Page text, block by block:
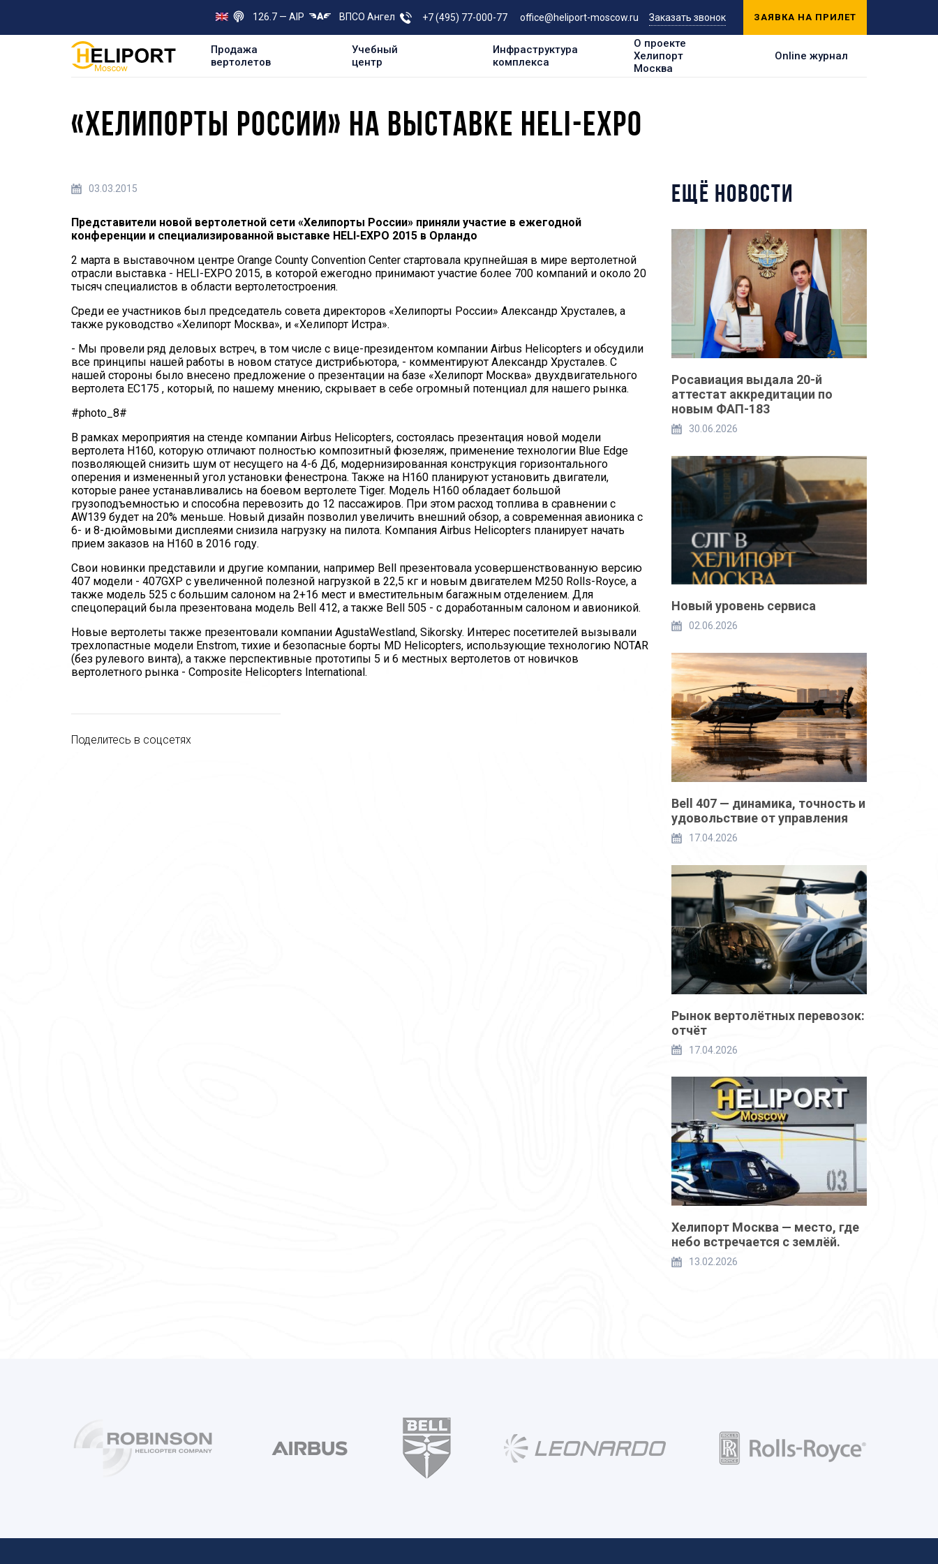
126.7 — AIP ВПСО Ангел +7 (495) 77-000-77 office@heliport-moscow.ru Заказать звонок ЗАЯВКА НА ПРИЛЕТ
Продажа
вертолетов
Учебный
центр
Инфраструктура
комплекса
О проекте
Хелипорт
Москва
Online журнал
«ХЕЛИПОРТЫ РОССИИ» НА ВЫСТАВКЕ HELI-EXPO
03.03.2015
Представители новой вертолетной сети «Хелипорты России» приняли участие в ежегодной
конференции и специализированной выставке HELI-EXPO 2015 в Орландо
2 марта в выставочном центре Orange County Convention Center стартовала крупнейшая в мире вертолетной
отрасли выставка - HELI-EXPO 2015, в которой ежегодно принимают участие более 700 компаний и около 20
тысяч специалистов в области вертолетостроения.
Среди ее участников был председатель совета директоров «Хелипорты России» Александр Хрусталев, а
также руководство «Хелипорт Москва», и «Хелипорт Истра».
- Мы провели ряд деловых встреч, в том числе с вице-президентом компании Airbus Helicopters и обсудили
все принципы нашей работы в новом статусе дистрибьютора, - комментируют Александр Хрусталев. С
нашей стороны было внесено предложение о презентации на базе «Хелипорт Москва» двухдвигательного
вертолета ЕС175 , который, по нашему мнению, скрывает в себе огромный потенциал для нашего рынка.
#photo_8#
В рамках мероприятия на стенде компании Airbus Helicopters, состоялась презентация новой модели
вертолета H160, которую отличают полностью композитный фюзеляж, применение технологии Blue Edge
позволяющей снизить шум от несущего на 4-6 Дб, модернизированная конструкция горизонтального
оперения и измененный угол установки фенестрона. Также на H160 планируют установить двигатели,
которые ранее устанавливались на боевом вертолете Tiger. Модель H160 обладает большой
грузоподъемностью и способна перевозить до 12 пассажиров. При этом расход топлива в сравнении с
AW139 будет на 20% меньше. Новый дизайн позволил увеличить внешний обзор, а современная авионика с
6- и 8-дюймовыми дисплеями снизила нагрузку на пилота. Компания Airbus Helicopters планирует начать
прием заказов на H160 в 2016 году.
Свои новинки представили и другие компании, например Bell презентовала усовершенствованную версию
407 модели - 407GXP с увеличенной полезной нагрузкой в 22,5 кг и новым двигателем M250 Rolls-Royce, а
также модель 525 с большим салоном на 2+16 мест и вместительным багажным отделением. Для
спецопераций была презентована модель Bell 412, а также Bell 505 - с доработанным салоном и авионикой.
Новые вертолеты также презентовали компании AgustaWestland, Sikorsky. Интерес посетителей вызывали
трехлопастные модели Enstrom, тихие и безопасные борты MD Helicopters, использующие технологию NOTAR
(без рулевого винта), а также перспективные прототипы 5 и 6 местных вертолетов от новичков
вертолетного рынка - Composite Helicopters International.
Поделитесь в соцсетях
ЕЩЁ НОВОСТИ
Росавиация выдала 20-й
аттестат аккредитации по
новым ФАП-183
30.06.2026
Новый уровень сервиса
02.06.2026
Bell 407 — динамика, точность и
удовольствие от управления
17.04.2026
Рынок вертолётных перевозок:
отчёт
17.04.2026
Хелипорт Москва — место, где
небо встречается с землёй.
13.02.2026